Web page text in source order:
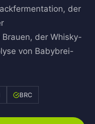
der
der Whisky-
von Babybrei-
BRC